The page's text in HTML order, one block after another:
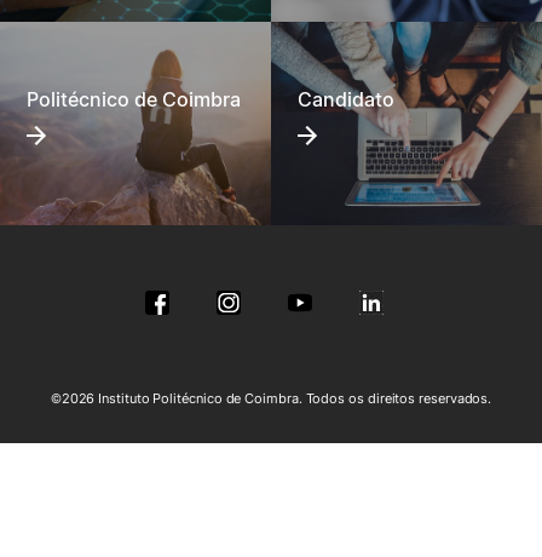
Politécnico de Coimbra Candidato
©2026 Instituto Politécnico de Coimbra. Todos os direitos reservados.